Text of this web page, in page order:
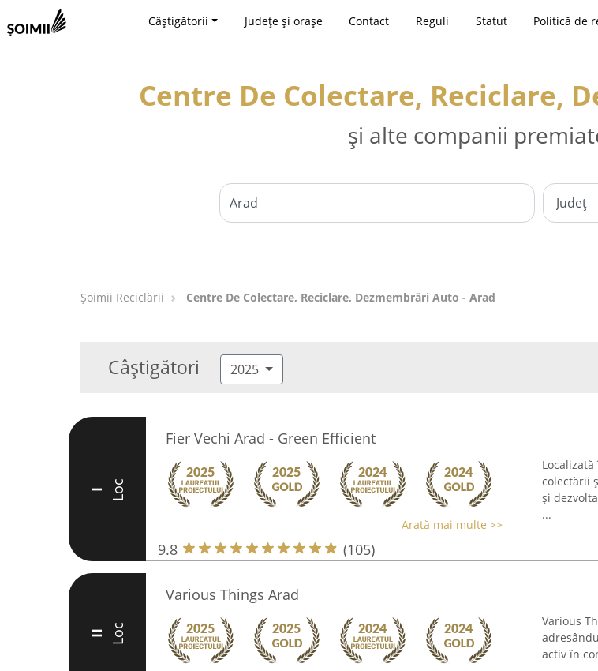
Câștigătorii Județe și orașe Contact Reguli Statut Politică de
Centre De Colectare, Reciclare,
și alte companii
Șoimii Reciclării Centre De Colectare, Reciclare, Dezmembrări Auto - Arad
Câștigători 2025
I Loc
Fier Vechi Arad - Green Efficient
Arată mai multe >>
9.8 (105)
colectării
și
...
II Loc
Various Things Arad
Various
activ în